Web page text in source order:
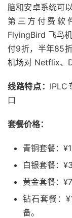
脑和安卓系统可
第三方付费软
FlyingBird 飞鸟
付9折，半年85
机场对 Netflix、
线路特点： IPLC
口
套餐价格：
青铜套餐：
白银套餐：
黄金套餐：
钻石套餐：
备。